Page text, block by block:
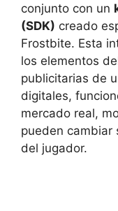
conjunto con un
(SDK) creado
Frostbite. Esta
los elementos
publicitarias de
digitales,
mercado real,
pueden cambiar
del jugador.